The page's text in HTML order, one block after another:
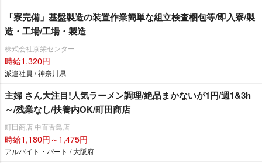
「寮完備」基盤製造の装置作業簡単な組立検査梱包等/即入寮/製
造・工場/工場・製造
株式会社京栄センター
時給1,320円
派遣社員 / 神奈川県
主婦 さん大注目!人気ラーメン調理/絶品まかないが1円/週1&3h
～/残業なし/扶養内OK/町田商店
町田商店 中百舌鳥店
時給1,180円～1,475円
アルバイト・パート / 大阪府